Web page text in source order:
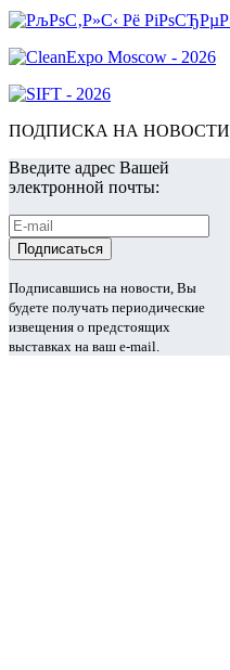
ПОДПИСКА НА НОВОСТИ
Введите адрес Вашей
электронной почты:
Подписавшись на новости, Вы
будете получать периодические
извещения о предстоящих
выставках на ваш e-mail.